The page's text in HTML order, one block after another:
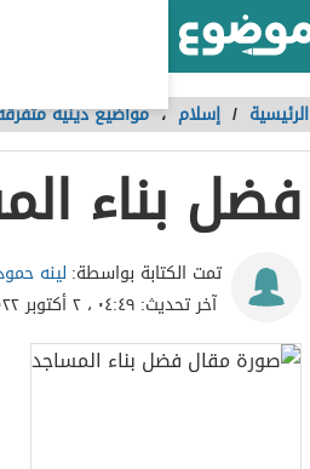
الرئيسية / إسلام ،مواضيع دينية
فضل بناء
تمت الكتابة بواسطة: لينه
آخر تحديث: ٠٤:٤٩ ، ٢ أكتوبر ٢٠٢٢